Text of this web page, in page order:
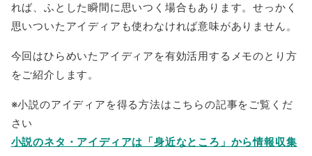
れば、ふとした瞬間に思いつく場合もあります。せっかく
思いついたアイディアも使わなければ意味がありません。
今回はひらめいたアイディアを有効活用するメモのとり方
をご紹介します。
※小説のアイディアを得る方法はこちらの記事をご覧くだ
さい
小説のネタ・アイディアは「身近なところ」から情報収集